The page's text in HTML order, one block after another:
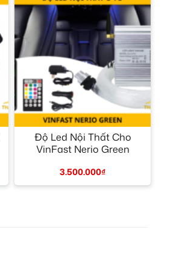
+
Độ Led Nội Thất Cho
VinFast Nerio Green
3.500.000₫